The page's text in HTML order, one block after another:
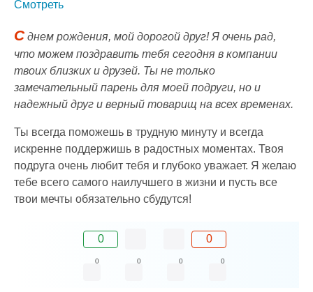
Смотреть
Сднем рождения, мой дорогой друг! Я очень рад,
что можем поздравить тебя сегодня в компании
твоих близких и друзей. Ты не только
замечательный парень для моей подруги, но и
надежный друг и верный товарищ на всех временах.
Ты всегда поможешь в трудную минуту и всегда
искренне поддержишь в радостных моментах. Твоя
подруга очень любит тебя и глубоко уважает. Я желаю
тебе всего самого наилучшего в жизни и пусть все
твои мечты обязательно сбудутся!
0 0
0 0 0 0